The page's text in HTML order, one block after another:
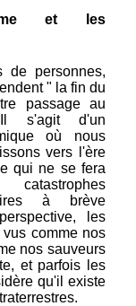
et les
de personnes,
" la fin du
passage au
Il s'agit d'un
où nous
vers l'ère
qui ne se fera
à brève
les
vus comme nos
nos sauveurs
et parfois les
qu'il existe